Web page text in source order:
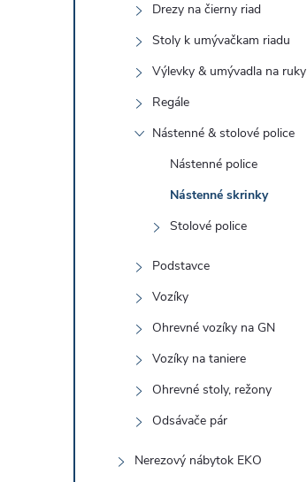
Drezy na čierny riad
Stoly k umývačkam riadu
Výlevky & umývadla na ruky
Regále
Nástenné & stolové police
Nástenné police
Nástenné skrinky
Stolové police
Podstavce
Vozíky
Ohrevné vozíky na GN
Vozíky na taniere
Ohrevné stoly, režony
Odsávače pár
Nerezový nábytok EKO